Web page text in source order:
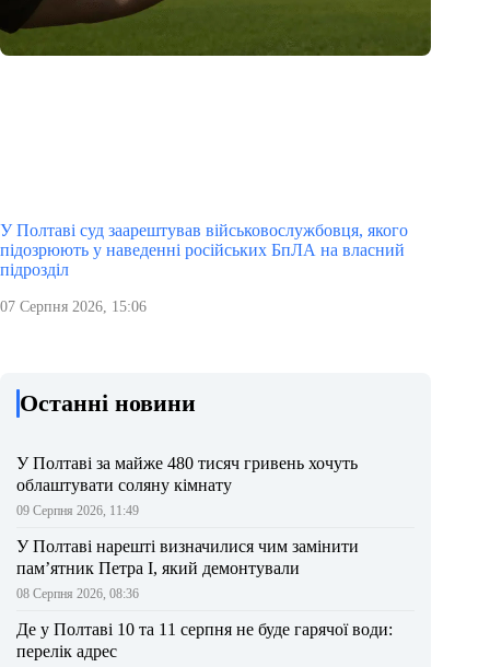
У Полтаві суд заарештував військовослужбовця, якого
підозрюють у наведенні російських БпЛА на власний
підрозділ
07 Серпня 2026, 15:06
Останні новини
У Полтаві за майже 480 тисяч гривень хочуть
облаштувати соляну кімнату
09 Серпня 2026, 11:49
У Полтаві нарешті визначилися чим замінити
пам’ятник Петра І, який демонтували
08 Серпня 2026, 08:36
Де у Полтаві 10 та 11 серпня не буде гарячої води:
перелік адрес